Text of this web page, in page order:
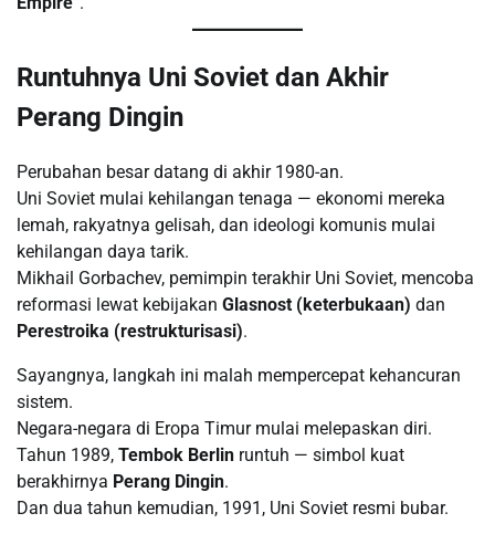
Runtuhnya Uni Soviet dan Akhir
Perang Dingin
Perubahan besar datang di akhir 1980-an.
Uni Soviet mulai kehilangan tenaga — ekonomi mereka
lemah, rakyatnya gelisah, dan ideologi komunis mulai
kehilangan daya tarik.
Mikhail Gorbachev, pemimpin terakhir Uni Soviet, mencoba
reformasi lewat kebijakan Glasnost (keterbukaan) dan
Perestroika (restrukturisasi).
Sayangnya, langkah ini malah mempercepat kehancuran
sistem.
Negara-negara di Eropa Timur mulai melepaskan diri.
Tahun 1989, Tembok Berlin runtuh — simbol kuat
berakhirnya Perang Dingin.
Dan dua tahun kemudian, 1991, Uni Soviet resmi bubar.